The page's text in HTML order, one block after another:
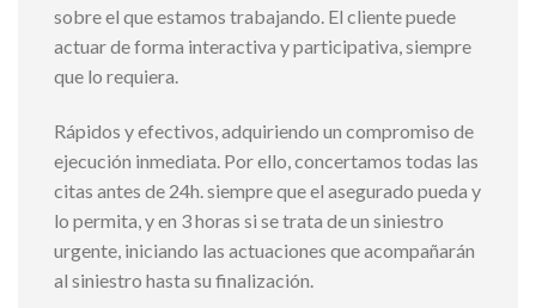
sobre el que estamos trabajando. El cliente puede
actuar de forma interactiva y participativa, siempre
que lo requiera.
Rápidos y efectivos, adquiriendo un compromiso de
ejecución inmediata. Por ello, concertamos todas las
citas antes de 24h. siempre que el asegurado pueda y
lo permita, y en 3 horas si se trata de un siniestro
urgente, iniciando las actuaciones que acompañarán
al siniestro hasta su finalización.